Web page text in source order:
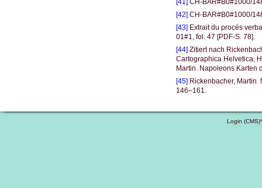
[42]CH-BAR#B0#1000/
[43]Extrait du procés
01#1, fol. 47 [PDF-S. 78].
[44]Zitiert nach
Cartographica Helvetica,
Martin. Napoleons Karten
[45]Rickenbacher, Martin.
146–161.
Login (CMS)*